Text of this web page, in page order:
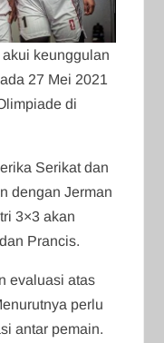
keunggulan
27 Mei 2021
di
Serikat dan
dengan Jerman
3×3 akan
Prancis.
evaluasi atas
perlu
antar pemain.